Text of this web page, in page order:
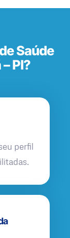
Saúde
PI?
perfil